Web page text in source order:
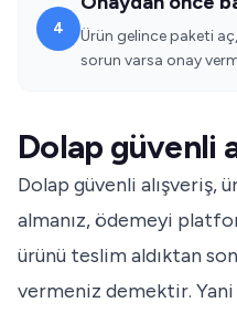
4
Ürün gelince paketi
sorun varsa onay
Dolap güvenli
Dolap güvenli alışveriş,
almanız, ödemeyi
ürünü teslim aldıktan
vermeniz demektir.